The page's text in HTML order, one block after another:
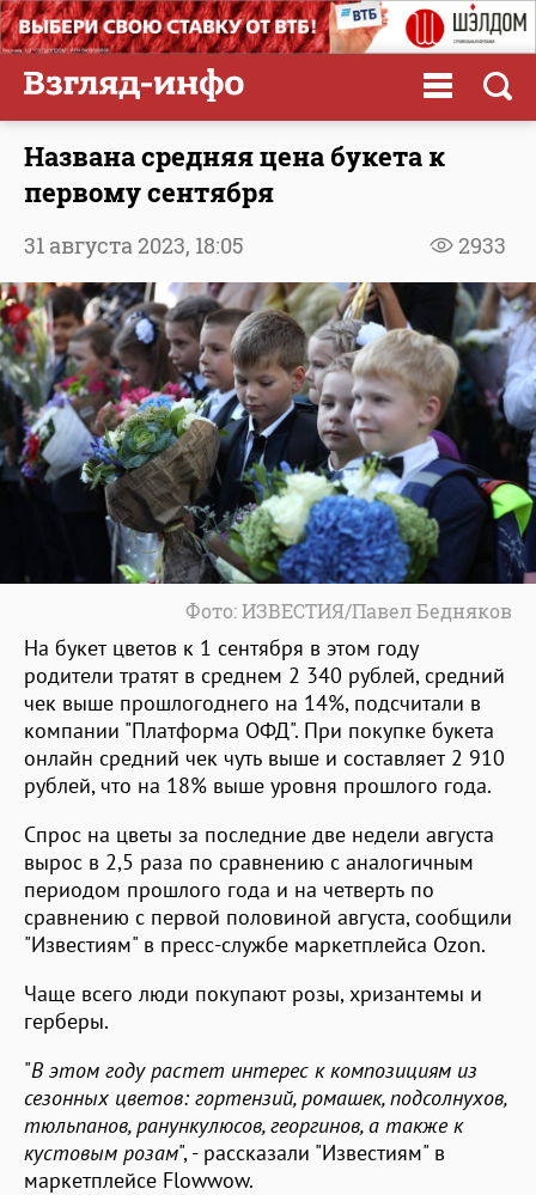
Названа средняя цена букета к
первому сентября
2933
31 августа 2023, 18:05
Фото: ИЗВЕСТИЯ/Павел Бедняков
На букет цветов к 1 сентября в этом году
родители тратят в среднем 2 340 рублей, средний
чек выше прошлогоднего на 14%, подсчитали в
компании "Платформа ОФД". При покупке букета
онлайн средний чек чуть выше и составляет 2 910
рублей, что на 18% выше уровня прошлого года.
Спрос на цветы за последние две недели августа
вырос в 2,5 раза по сравнению с аналогичным
периодом прошлого года и на четверть по
сравнению с первой половиной августа, сообщили
"Известиям" в пресс-службе маркетплейса Ozon.
Чаще всего люди покупают розы, хризантемы и
герберы.
"В этом году растет интерес к композициям из
сезонных цветов: гортензий, ромашек, подсолнухов,
тюльпанов, ранункулюсов, георгинов, а также к
кустовым розам", - рассказали "Известиям" в
маркетплейсе Flowwow.